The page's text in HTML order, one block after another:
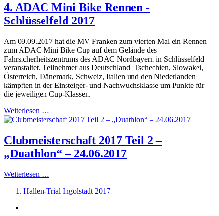
4. ADAC Mini Bike Rennen -
Schlüsselfeld 2017
Am 09.09.2017 hat die MV Franken zum vierten Mal ein Rennen
zum ADAC Mini Bike Cup auf dem Gelände des
Fahrsicherheitszentrums des ADAC Nordbayern in Schlüsselfeld
veranstaltet. Teilnehmer aus Deutschland, Tschechien, Slowakei,
Österreich, Dänemark, Schweiz, Italien und den Niederlanden
kämpften in der Einsteiger- und Nachwuchsklasse um Punkte für
die jeweiligen Cup-Klassen.
Weiterlesen …
Clubmeisterschaft 2017 Teil 2 –
„Duathlon“ – 24.06.2017
Weiterlesen …
Hallen-Trial Ingolstadt 2017